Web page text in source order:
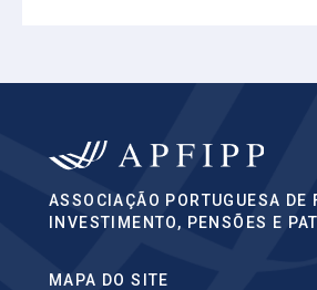
ASSOCIAÇÃO PORTUGUESA DE
INVESTIMENTO, PENSÕES E
MAPA DO SITE